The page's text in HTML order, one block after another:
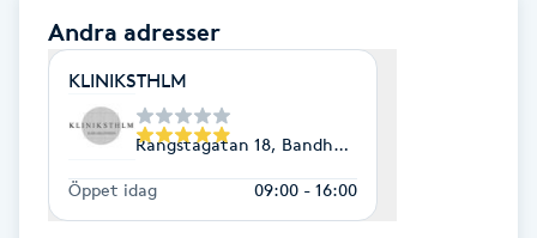
Föning
Gel naglar
Gelenaglar
Andra adresser
KLINIKSTHLM
Rangstagatan 18, Bandhagen
Öppet idag 09:00 - 16:00